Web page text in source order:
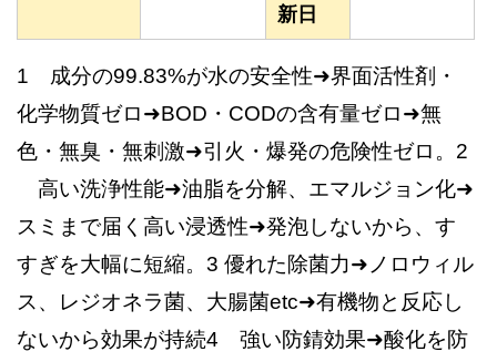
新日
1 成分の99.83%が水の安全性➜界面活性剤・
化学物質ゼロ➜BOD・CODの含有量ゼロ➜無
色・無臭・無刺激➜引火・爆発の危険性ゼロ。2
高い洗浄性能➜油脂を分解、エマルジョン化➜
スミまで届く高い浸透性➜発泡しないから、す
すぎを大幅に短縮。3 優れた除菌力➜ノロウィル
ス、レジオネラ菌、大腸菌etc➜有機物と反応し
ないから効果が持続4 強い防錆効果➜酸化を防